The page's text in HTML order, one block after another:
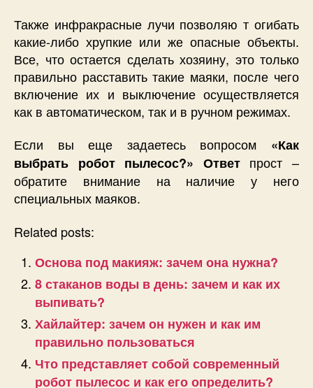
Также инфракрасные лучи позволяю т огибать
какие-либо хрупкие или же опасные объекты.
Все, что остается сделать хозяину, это только
правильно расставить такие маяки, после чего
включение их и выключение осуществляется
как в автоматическом, так и в ручном режимах.
Если вы еще задаетесь вопросом «Как
выбрать робот пылесос?» Ответпрост –
обратите внимание на наличие у него
специальных маяков.
Related posts:
Основа под макияж: зачем она нужна?
8 стаканов воды в день: зачем и как их
выпивать?
Хайлайтер: зачем он нужен и как им
правильно пользоваться
Что представляет собой современный
робот пылесос и как его определить?